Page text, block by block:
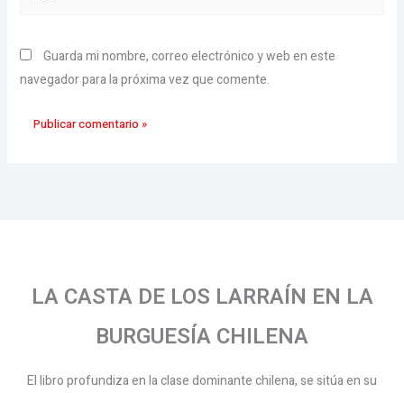
Guarda mi nombre, correo electrónico y web en este
navegador para la próxima vez que comente.
LA CASTA DE LOS LARRAÍN EN LA
BURGUESÍA CHILENA
El libro profundiza en la clase dominante chilena, se sitúa en su